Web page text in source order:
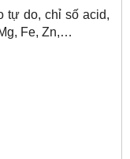
tự do, chỉ số acid,
Fe, Zn,…